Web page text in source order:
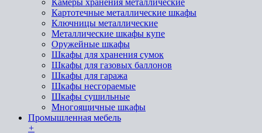
Камеры хранения металлические
Картотечные металлические шкафы
Ключницы металлические
Металлические шкафы купе
Оружейные шкафы
Шкафы для хранения сумок
Шкафы для газовых баллонов
Шкафы для гаража
Шкафы несгораемые
Шкафы сушильные
Многоящичные шкафы
Промышленная мебель
+